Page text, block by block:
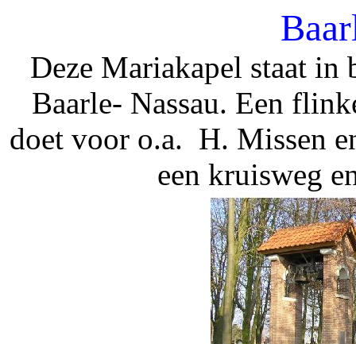
Deze Mariakapel staat
Baarle- Nassau. Een
doet voor o.a. H. Missen
een kruisweg